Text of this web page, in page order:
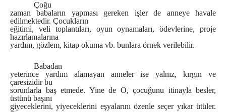
Çoğu
zaman babaların yapması gereken işler de anneye havale
edilmektedir. Çocukların
eğitimi, veli toplantıları, oyun oynamaları, ödevlerine, proje
hazırlamalarına
yardım, gözlem, kitap okuma vb. bunlara örnek verilebilir.
Babadan
yeterince yardım alamayan anneler ise yalnız, kırgın ve
çaresizidir bu
sorunlarla baş etmede. Yine de O, çocuğunu itinayla besler,
üstünü başını
giyeceklerini, yiyeceklerini eşyalarını özenle seçer yıkar ütüler.